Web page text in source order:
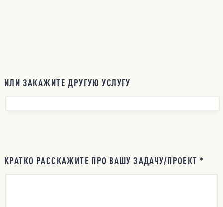
ИЛИ ЗАКАЖИТЕ ДРУГУЮ УСЛУГУ
КРАТКО РАССКАЖИТЕ ПРО ВАШУ ЗАДАЧУ/ПРОЕКТ *